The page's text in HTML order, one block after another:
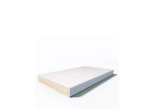
чистящие средства.
абразивных веществ —